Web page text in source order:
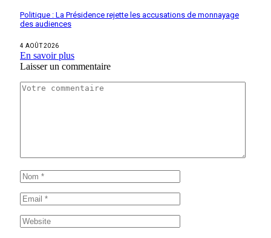
Politique : La Présidence rejette les accusations de monnayage
des audiences
4 AOÛT 2026
En savoir plus
Laisser un commentaire